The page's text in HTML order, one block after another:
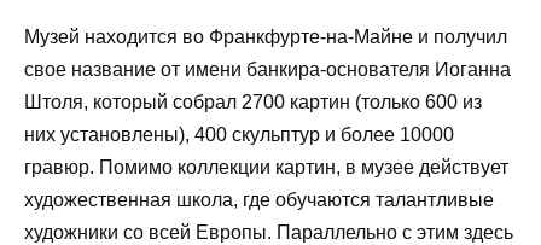
Музей находится во Франкфурте-на-Майне и получил
свое название от имени банкира-основателя Иоганна
Штоля, который собрал 2700 картин (только 600 из
них установлены), 400 скульптур и более 10000
гравюр. Помимо коллекции картин, в музее действует
художественная школа, где обучаются талантливые
художники со всей Европы. Параллельно с этим здесь